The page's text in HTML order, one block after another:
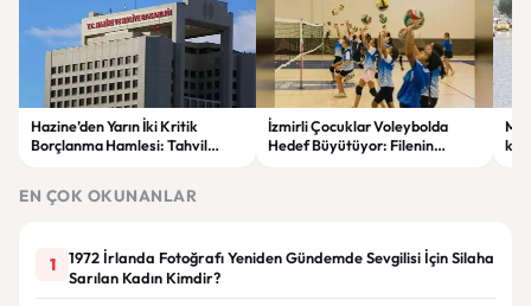
Hazine’den Yarın İki Kritik
Borçlanma Hamlesi: Tahvil
İzmirli Çocuklar Voleybolda
Hedef Büyütüyor: Filenin
EN ÇOK OKUNANLAR
1
1972 İrlanda Fotoğrafı Yeniden Gündemde Sevgilisi İçin Silaha
Sarılan Kadın Kimdir?